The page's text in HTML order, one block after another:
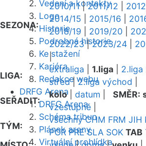
Vedení a kontakty
Logo
Historie
Podrobná historie
Ke stažení
Kariéra
Redakce webu
DRFG Arena
DRFG Arena
Schéma tribun
Plánek areny
Virtuální prohlídka
SEZONA:
2010/11|2011/12
2014/15
2015/16
2018/19
2019/20
2022/23|2023/24
|
LIGA:
extraliga 1.liga 2.liga
střed|2.liga východ
SEŘADIT:
kolo| datum SMĚR:
vzestupně
TÝM:
všechny CHM FRM JIH
POR PRE SLA SOK TAB